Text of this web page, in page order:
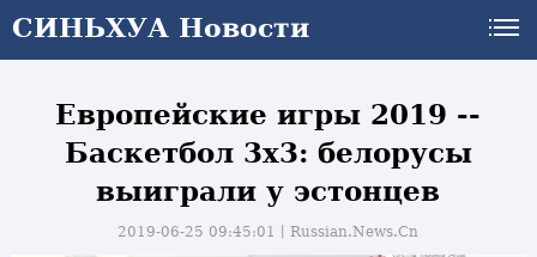
СИНЬХУА Новости
Европейские игры 2019 --
Баскетбол 3х3: белорусы
выиграли у эстонцев
2019-06-25 09:45:01丨Russian.News.Cn